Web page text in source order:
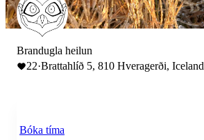
Brandugla heilun
22·Brattahlíð 5, 810 Hveragerði, Iceland
Bóka tíma